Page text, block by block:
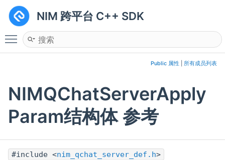
NIM 跨平台 C++ SDK
Toggle main menu visibility
Public 属性 所有成员列表
NIMQChatServerApply
Param结构体 参考
#include <nim_qchat_server_def.h>